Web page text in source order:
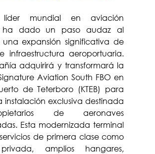
líder mundial en aviación
ha dado un paso audaz al
expansión significativa de
infraestructura aeroportuaria.
adquirirá y transformará la
Aviation South FBO en
de Teterboro (KTEB) para
instalación exclusiva destinada
de aeronaves
Esta modernizada terminal
de primera clase como
amplios hangares,